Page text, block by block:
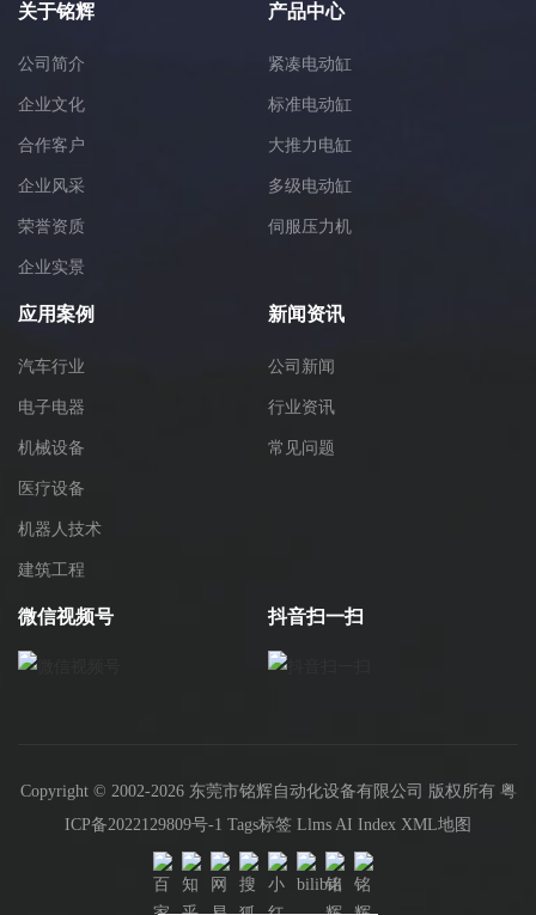
关于铭辉
公司简介
企业文化
合作客户
企业风采
荣誉资质
企业实景
产品中心
紧凑电动缸
标准电动缸
大推力电缸
多级电动缸
伺服压力机
应用案例
汽车行业
电子电器
机械设备
医疗设备
机器人技术
建筑工程
新闻资讯
公司新闻
行业资讯
常见问题
微信视频号 抖音扫一扫
Copyright © 2002-2026 东莞市铭辉自动化设备有限公司 版权所有 粤
ICP备2022129809号-1 Tags标签 Llms AI Index XML地图